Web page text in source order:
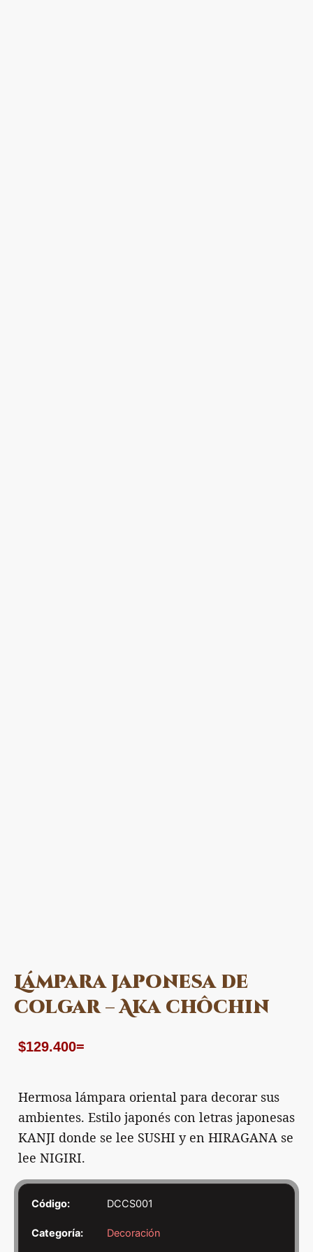
Lámpara japonesa de
colgar – Aka chôchin
$129.400=
Hermosa lámpara oriental para decorar sus
ambientes. Estilo japonés con letras japonesas
KANJI donde se lee SUSHI y en HIRAGANA se
lee NIGIRI.
Código: DCCS001
Categoría: Decoración